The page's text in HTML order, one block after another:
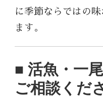
に季節ならではの
ます。
■ 活魚・一
ご相談くだ